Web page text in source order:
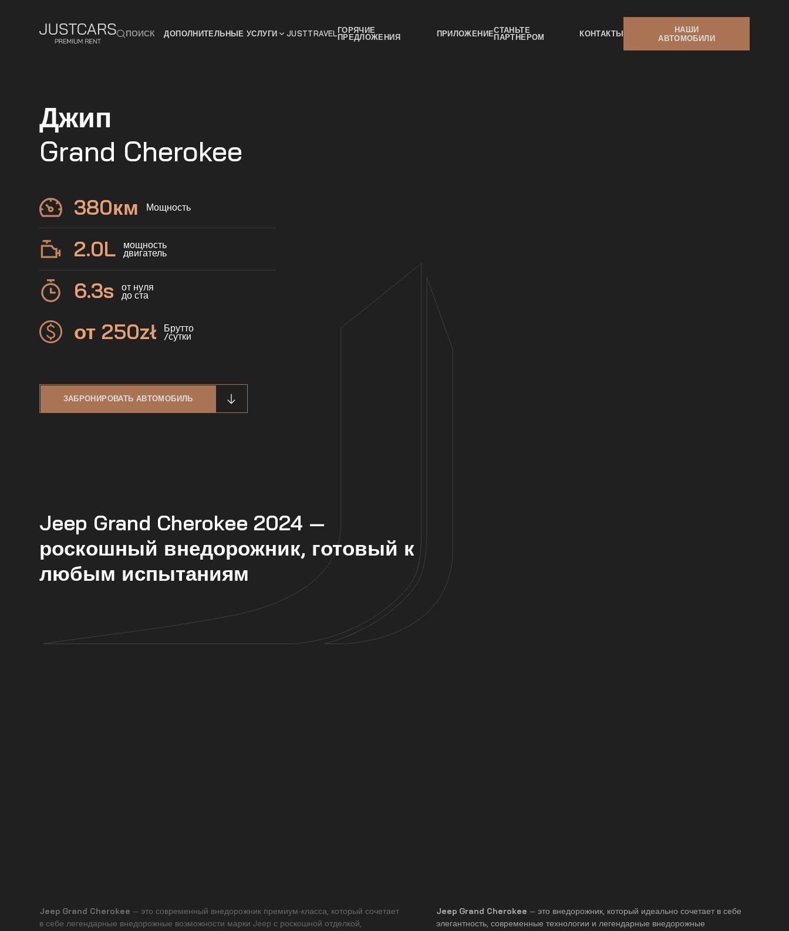
ПОИСК ДОПОЛНИТЕЛЬНЫЕ УСЛУГИ JUSTTRAVELГОРЯЧИЕ
ПРЕДЛОЖЕНИЯ ПРИЛОЖЕНИЕСТАНЬТЕ
ПАРТНЕРОМ КОНТАКТЫ
НАШИ
АВТОМОБИЛИ
Джип
Grand Cherokee
380км Мощность
2.0L мощность
двигатель
6.3s от нуля
до ста
от 250zł Брутто
/сутки
ЗАБРОНИРОВАТЬ АВТОМОБИЛЬ
Jeep Grand Cherokee 2024 —
роскошный внедорожник, готовый к
любым испытаниям
Jeep Grand Cherokee — это современный внедорожник премиум-класса, который сочетает
в себе легендарные внедорожные возможности марки Jeep с роскошной отделкой,
Jeep Grand Cherokee — это внедорожник, который идеально сочетает в себе
элегантность, современные технологии и легендарные внедорожные